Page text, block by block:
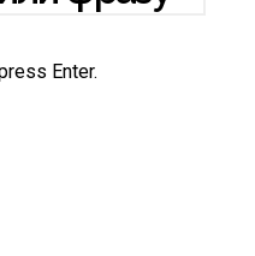
Enter.